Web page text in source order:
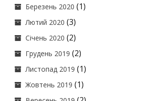
Березень 2020 (1)
Лютий 2020 (3)
Січень 2020 (2)
Грудень 2019 (2)
Листопад 2019 (1)
Жовтень 2019 (1)